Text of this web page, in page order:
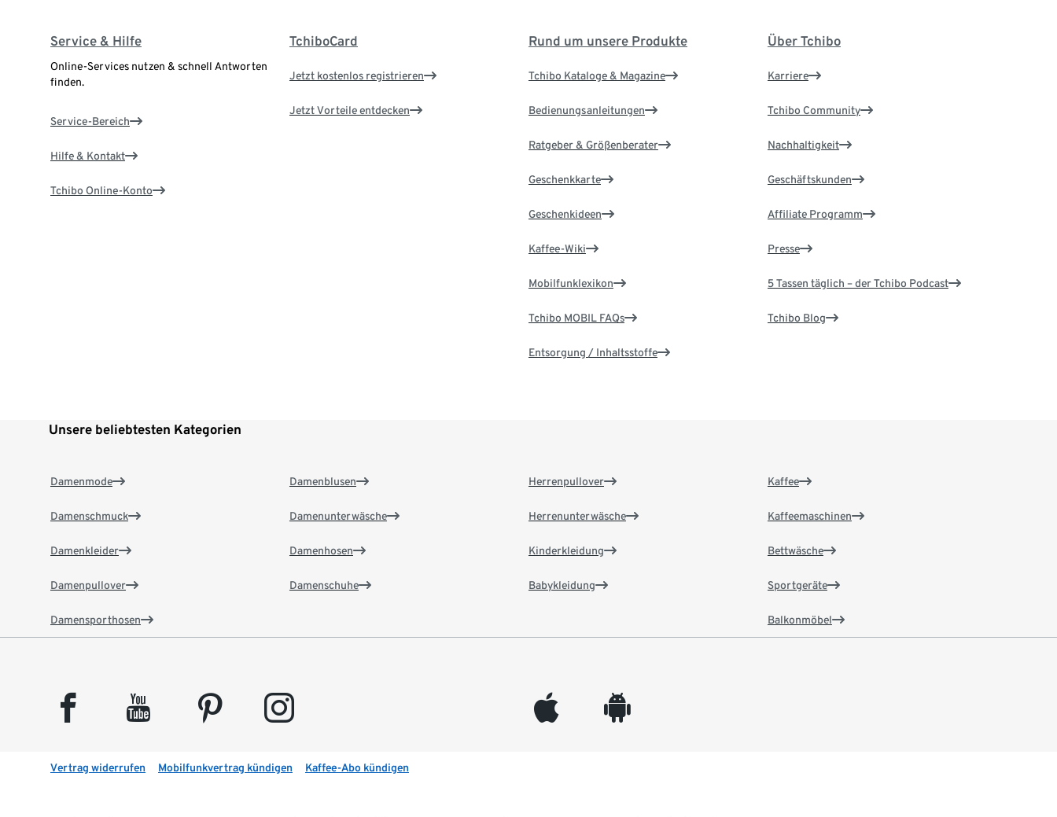
Service & Hilfe
Online-Services nutzen & schnell Antworten
finden.
Service-Bereich
Hilfe & Kontakt
Tchibo Online-Konto
TchiboCard
Jetzt kostenlos registrieren
Jetzt Vorteile entdecken
Rund um unsere Produkte
Tchibo Kataloge & Magazine
Bedienungsanleitungen
Ratgeber & Größenberater
Geschenkkarte
Geschenkideen
Kaffee-Wiki
Mobilfunklexikon
Tchibo MOBIL FAQs
Entsorgung / Inhaltsstoffe
Über Tchibo
Karriere
Tchibo Community
Nachhaltigkeit
Geschäftskunden
Affiliate Programm
Presse
5 Tassen täglich – der Tchibo Podcast
Tchibo Blog
Unsere beliebtesten Kategorien
Damenmode
Damenschmuck
Damenkleider
Damenpullover
Damensporthosen
Damenblusen
Damenunterwäsche
Damenhosen
Damenschuhe
Herrenpullover
Herrenunterwäsche
Kinderkleidung
Babykleidung
Kaffee
Kaffeemaschinen
Bettwäsche
Sportgeräte
Balkonmöbel
facebook youtube pinterest instagram appleinc android
Vertrag widerrufen Mobilfunkvertrag kündigen Kaffee-Abo kündigen